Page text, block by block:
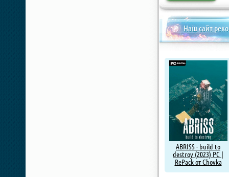
Наш сайт
ABRISS - build to
destroy (2023) PC |
RePack от Chovka